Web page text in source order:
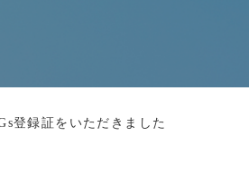
登録証をいただきました